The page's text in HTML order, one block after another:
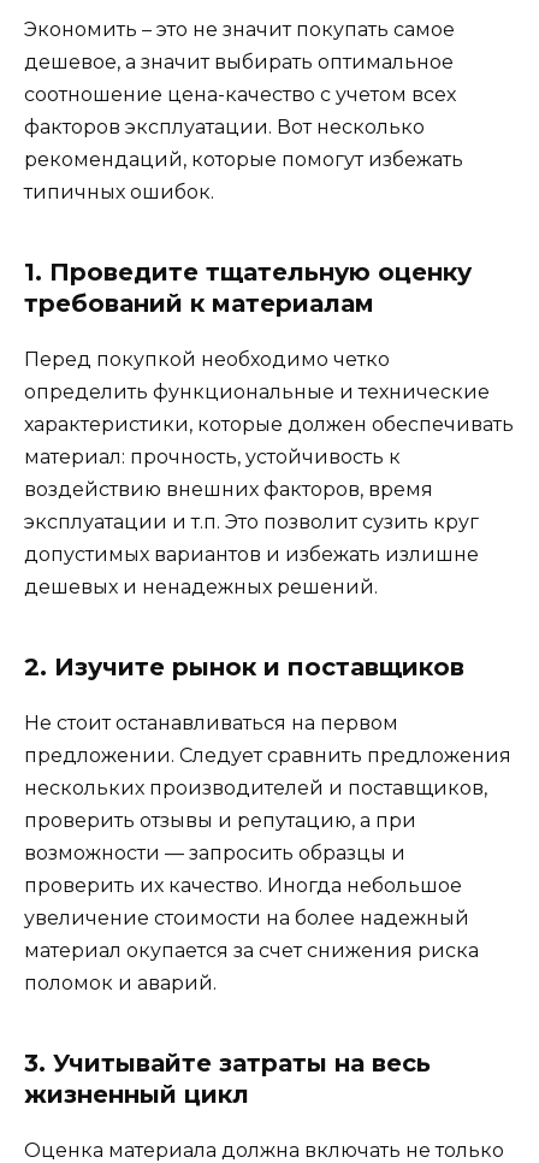
Экономить – это не значит покупать самое
дешевое, а значит выбирать оптимальное
соотношение цена-качество с учетом всех
факторов эксплуатации. Вот несколько
рекомендаций, которые помогут избежать
типичных ошибок.
1. Проведите тщательную оценку
требований к материалам
Перед покупкой необходимо четко
определить функциональные и технические
характеристики, которые должен обеспечивать
материал: прочность, устойчивость к
воздействию внешних факторов, время
эксплуатации и т.п. Это позволит сузить круг
допустимых вариантов и избежать излишне
дешевых и ненадежных решений.
2. Изучите рынок и поставщиков
Не стоит останавливаться на первом
предложении. Следует сравнить предложения
нескольких производителей и поставщиков,
проверить отзывы и репутацию, а при
возможности — запросить образцы и
проверить их качество. Иногда небольшое
увеличение стоимости на более надежный
материал окупается за счет снижения риска
поломок и аварий.
3. Учитывайте затраты на весь
жизненный цикл
Оценка материала должна включать не только